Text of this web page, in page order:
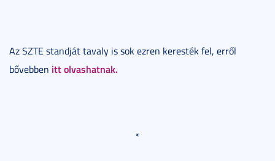
Az SZTE standját tavaly is sok ezren keresték fel, erről
bővebben itt olvashatnak.
*